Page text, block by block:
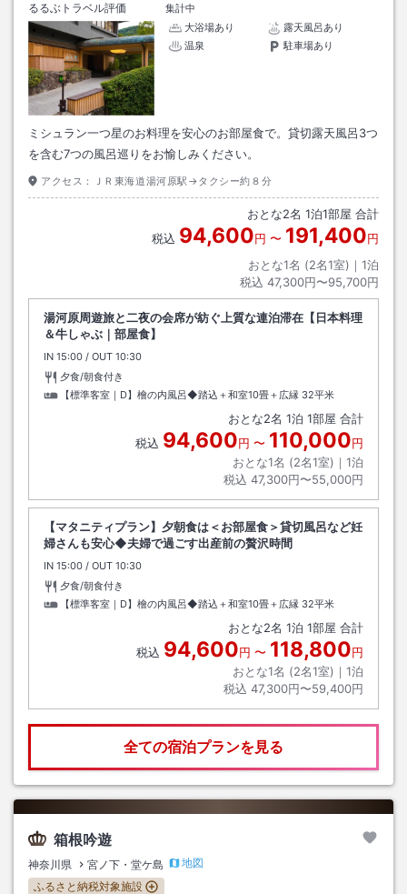
るるぶトラベル評価
集計中
大浴場あり
露天風呂あり
温泉
駐車場あり
ミシュラン一つ星のお料理を安心のお部屋食で。貸切露天風呂3つ
を含む7つの風呂巡りをお愉しみください。
アクセス： ＪＲ東海道湯河原駅→タクシー約８分
おとな2名 1泊1部屋 合計
税込 94,600円 〜 191,400円
おとな1名 (2名1室)｜ 1泊
税込 47,300円〜95,700円
湯河原周遊旅と二夜の会席が紡ぐ上質な連泊滞在【日本料理
＆牛しゃぶ｜部屋食】
IN チェックイン
15:00 / OUT チェックアウト
10:30
夕食/朝食付き
【標準客室｜D】檜の内風呂◆踏込＋和室10畳＋広縁 32平米
おとな2名 1泊 1部屋 合計
税込 94,600円 〜 110,000円
おとな1名 (2名1室)｜ 1泊
税込 47,300円〜55,000円
【マタニティプラン】夕朝食は＜お部屋食＞貸切風呂など妊
婦さんも安心◆夫婦で過ごす出産前の贅沢時間
IN チェックイン
15:00 / OUT チェックアウト
10:30
夕食/朝食付き
【標準客室｜D】檜の内風呂◆踏込＋和室10畳＋広縁 32平米
おとな2名 1泊 1部屋 合計
税込 94,600円 〜 118,800円
おとな1名 (2名1室)｜ 1泊
税込 47,300円〜59,400円
全ての宿泊プランを見る
箱根吟遊
神奈川県 宮ノ下・堂ケ島
地図
ふるさと納税対象施設